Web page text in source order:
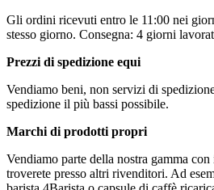
Gli ordini ricevuti entro le 11:00 nei
stesso giorno. Consegna: 4 giorni
Prezzi di spedizione equi
Vendiamo beni, non servizi di
spedizione il più bassi possibile.
Marchi di prodotti propri
Vendiamo parte della nostra gamma
troverete presso altri rivenditori. Ad